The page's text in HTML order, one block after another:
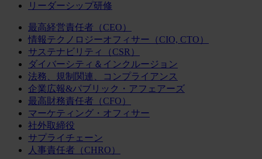
リーダーシップ研修
最高経営責任者（CEO）
情報テクノロジーオフィサー（CIO, CTO）
サステナビリティ（CSR）
ダイバーシティ＆インクルージョン
法務、規制関連、コンプライアンス
企業広報&パブリック・アフェアーズ
最高財務責任者（CFO）
マーケティング・オフィサー
社外取締役
サプライチェーン
人事責任者（CHRO）